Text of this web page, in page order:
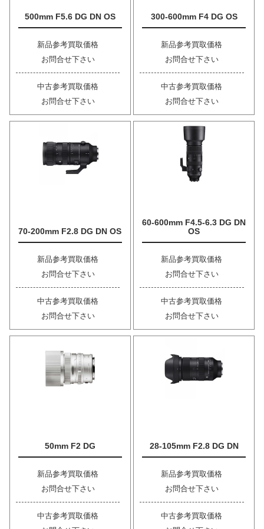
500mm F5.6 DG DN OS
新品参考買取価格
お問合せ下さい
中古参考買取価格
お問合せ下さい
300-600mm F4 DG OS
新品参考買取価格
お問合せ下さい
中古参考買取価格
お問合せ下さい
70-200mm F2.8 DG DN OS
新品参考買取価格
お問合せ下さい
中古参考買取価格
お問合せ下さい
60-600mm F4.5-6.3 DG DN
OS
新品参考買取価格
お問合せ下さい
中古参考買取価格
お問合せ下さい
50mm F2 DG
新品参考買取価格
お問合せ下さい
中古参考買取価格
28-105mm F2.8 DG DN
新品参考買取価格
お問合せ下さい
中古参考買取価格